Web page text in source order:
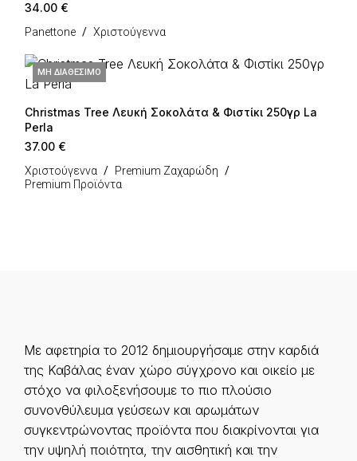
34.00 €
Panettone Χριστούγεννα
ΜΗ ΔΙΑΘΈΣΙΜΟ
Christmas Tree Λευκή Σοκολάτα & Φιστίκι 250γρ La
Perla
37.00 €
Χριστούγεννα
Premium Ζαχαρώδη
Premium Προϊόντα
Με αφετηρία το 2012 δημιουργήσαμε στην καρδιά
της Καβάλας έναν χώρο σύγχρονο και οικείο με
στόχο να φιλοξενήσουμε το πιο πλούσιο
συνονθύλευμα γεύσεων και αρωμάτων
συγκεντρώνοντας προϊόντα που διακρίνονται για
την υψηλή ποιότητα, την αισθητική και την